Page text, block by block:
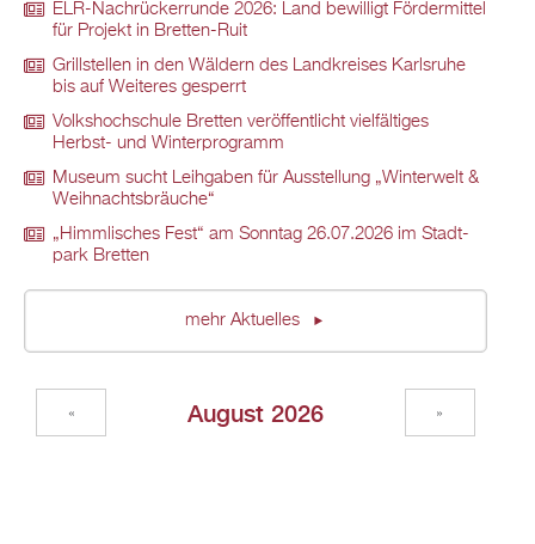
ELR-Nach­rü­ck­er­run­de 2026: Land be­wil­ligt För­der­mit­tel
für Pro­jekt in Brett­en-Ruit
Grill­stel­len in den Wäl­dern des Land­krei­ses Karls­ru­he
bis auf Wei­te­res ge­sperrt
Volks­hoch­schu­le Brett­en ver­öf­fent­licht viel­fäl­ti­ges
Herbst- und Win­ter­pro­gramm
Mu­se­um sucht Leih­ga­ben für Aus­stel­lung „Win­ter­welt &
Weih­nachts­bräu­che“
„Himm­li­sches Fest“ am Sonn­tag 26.07.2026 im Stadt­
park Brett­en
mehr Ak­tu­el­les
Au­gust 2026
« »